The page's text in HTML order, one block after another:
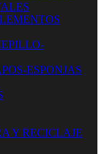
ESPONJAS
Y RECICLAJE